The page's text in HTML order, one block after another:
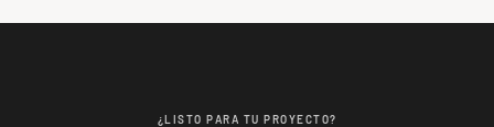
¿LISTO PARA TU PROYECTO?